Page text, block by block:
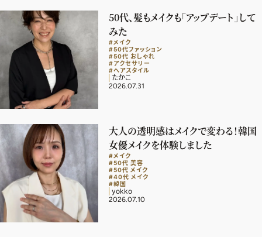
エクラプレミアム通販
50代、髪もメイクも「アップデート」して
みた
#メイク
#50代ファッション
#50代 おしゃれ
#アクセサリー
#ヘアスタイル
たかこ
2026.07.31
大人の透明感はメイクで変わる！韓国
女優メイクを体験しました
#メイク
#50代 美容
#50代 メイク
#40代 メイク
#韓国
yokko
2026.07.10